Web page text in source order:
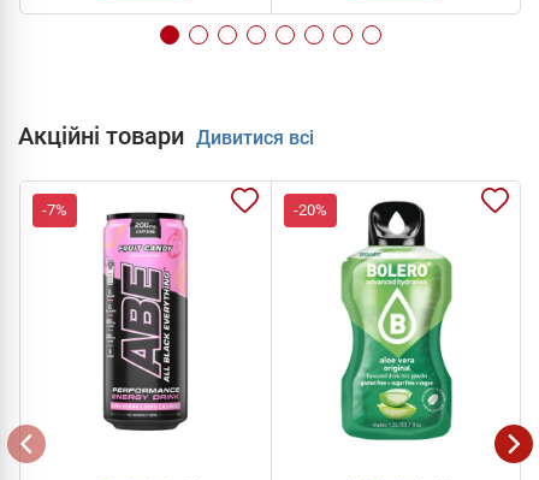
Акційні товари Дивитися всі
-7% -20%